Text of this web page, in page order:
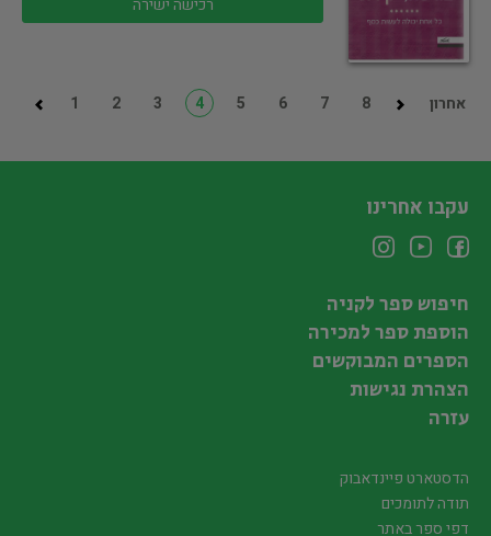
1 2 3 4 5 6 7 8 אחרון
עקבו אחרינו
חיפוש ספר לקניה
הוספת ספר למכירה
הספרים המבוקשים
הצהרת נגישות
עזרה
הדסטארט פיינדאבוק
תודה לתומכים
דפי ספר באתר